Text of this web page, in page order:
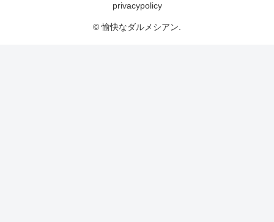
privacypolicy
© 愉快なダルメシアン.